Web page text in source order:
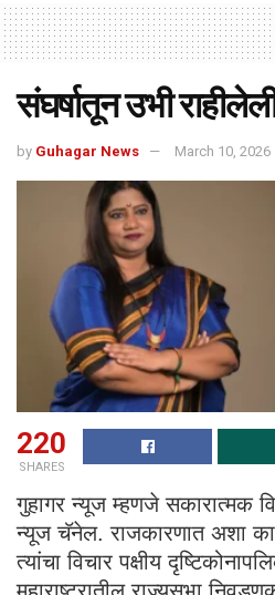
संघर्षातून उभी
by Guhagar News March 10, 2026
220
SHARES
गुहागर न्यूज म्हणजे सकारात्मक
न्यूज चॅनेल. राजकारणात अशा
त्यांचा विचार पक्षीय